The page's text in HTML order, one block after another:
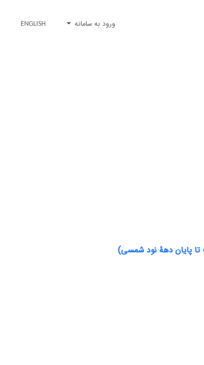
ورود به سامانه ENGLISH
تا پایان دهۀ نود شمسی)